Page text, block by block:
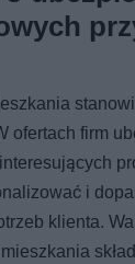
ofertach firm
i
klienta.